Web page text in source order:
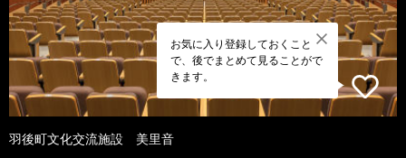
お気に入り登録しておくこと
で、後でまとめて見ることがで
きます。
羽後町文化交流施設 美里音